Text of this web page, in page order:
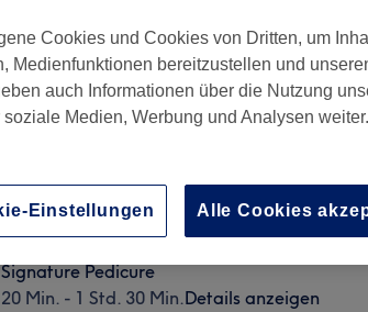
, 8001
Medical Pedicure
Signature Pedicure
20 Min. - 1 Std. 30 Min.Details anzeigen
Cookies und Cookies von Dritten, um
Medienfunktionen bereitzustellen und
auch Informationen über die Nutzung
soziale Medien, Werbung und Analysen weiter.
Alle Cookies
Einstellungen